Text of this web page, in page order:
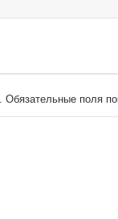
Обязательные поля